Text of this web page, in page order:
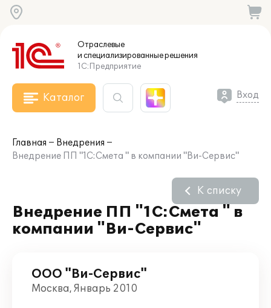
Отраслевые
и специализированныерешения
1С:Предприятие
Каталог Вход
Главная
Внедрения
Внедрение ПП "1С:Смета " в компании "Ви-Сервис"
Внедрение ПП "1С:Смета " в
компании "Ви-Сервис"
К списку
ООО "Ви-Сервис"
Москва, Январь 2010